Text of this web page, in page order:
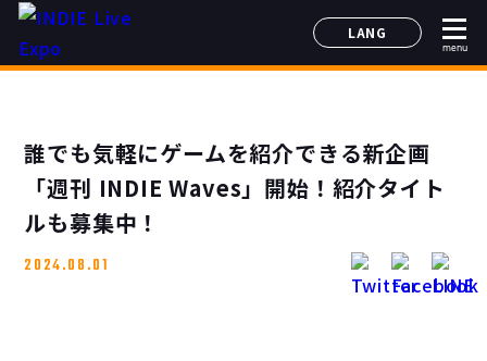
LANG
日本語
한국어
menu
誰でも気軽にゲームを紹介できる新企画
「週刊 INDIE Waves」開始！紹介タイト
ルも募集中！
2024.08.01